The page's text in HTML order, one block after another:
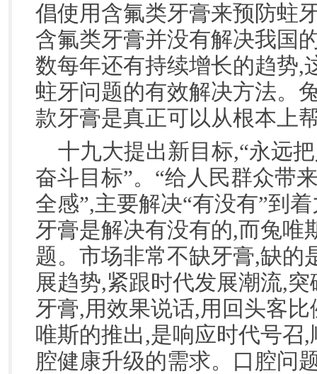
倡使用含氟类牙膏来预防蛀
含氟类牙膏并没有解决我国
数每年还有持续增长的趋势,
蛀牙问题的有效解决方法。
款牙膏是真正可以从根本上
十九大提出新目标,“永远
奋斗目标”。“给人民群众带
全感”,主要解决“有没有”到
牙膏是解决有没有的,而兔唯
题。市场非常不缺牙膏,缺的
展趋势,紧跟时代发展潮流,
牙膏,用效果说话,用回头客
唯斯的推出,是响应时代号召
腔健康升级的需求。口腔问